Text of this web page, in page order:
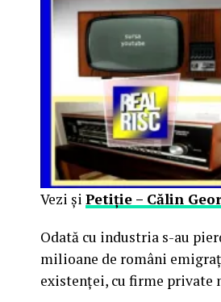
Vezi şi Petiţie – Călin
Odată cu industria s-au
milioane de români
existenței, cu firme